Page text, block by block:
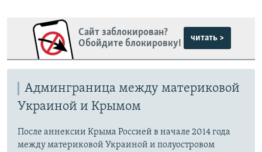
Сайт заблокирован?
Обойдите блокировку!
читать >
Админграница между материковой
Украиной и Крымом
После аннексии Крыма Россией в начале 2014 года
между материковой Украиной и полуостровом